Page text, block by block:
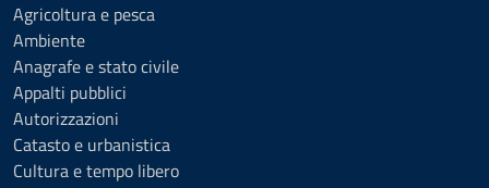
Agricoltura e pesca
Ambiente
Anagrafe e stato civile
Appalti pubblici
Autorizzazioni
Catasto e urbanistica
Cultura e tempo libero